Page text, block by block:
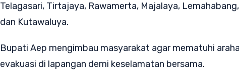
Telagasari, Tirtajaya, Rawamerta, Majalaya,
dan Kutawaluya.
Bupati Aep mengimbau masyarakat agar mematuhi
evakuasi di lapangan demi keselamatan bersama.